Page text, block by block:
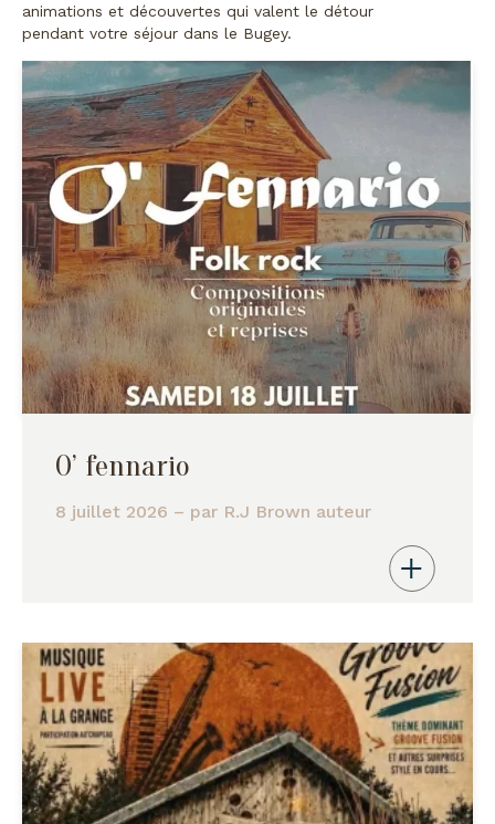
animations et découvertes qui valent le détour
pendant votre séjour dans le Bugey.
O’ fennario
8 juillet 2026 – par R.J Brown auteur